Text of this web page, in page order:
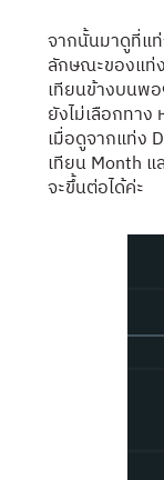
จากนั้นมาดูที่แ
ลักษณะของแท่
เทียนข้างบนพ
ยังไม่เลือกทา
เมื่อดูจากแท่ง
เทียน Month
จะขึ้นต่อได้ค่ะ